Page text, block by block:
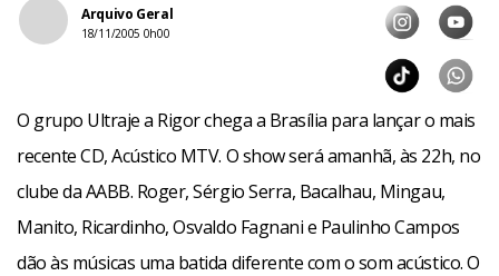
Arquivo Geral
18/11/2005 0h00
O grupo Ultraje a Rigor chega a Brasília para lançar o mais
recente CD, Acústico MTV. O show será amanhã, às 22h, no
clube da AABB. Roger, Sérgio Serra, Bacalhau, Mingau,
Manito, Ricardinho, Osvaldo Fagnani e Paulinho Campos
dão às músicas uma batida diferente com o som acústico. O